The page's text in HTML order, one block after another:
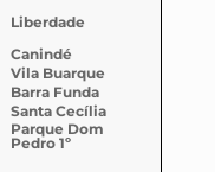
Liberdade
Canindé
Vila Buarque
Barra Funda
Santa Cecília
Parque Dom
Pedro 1º